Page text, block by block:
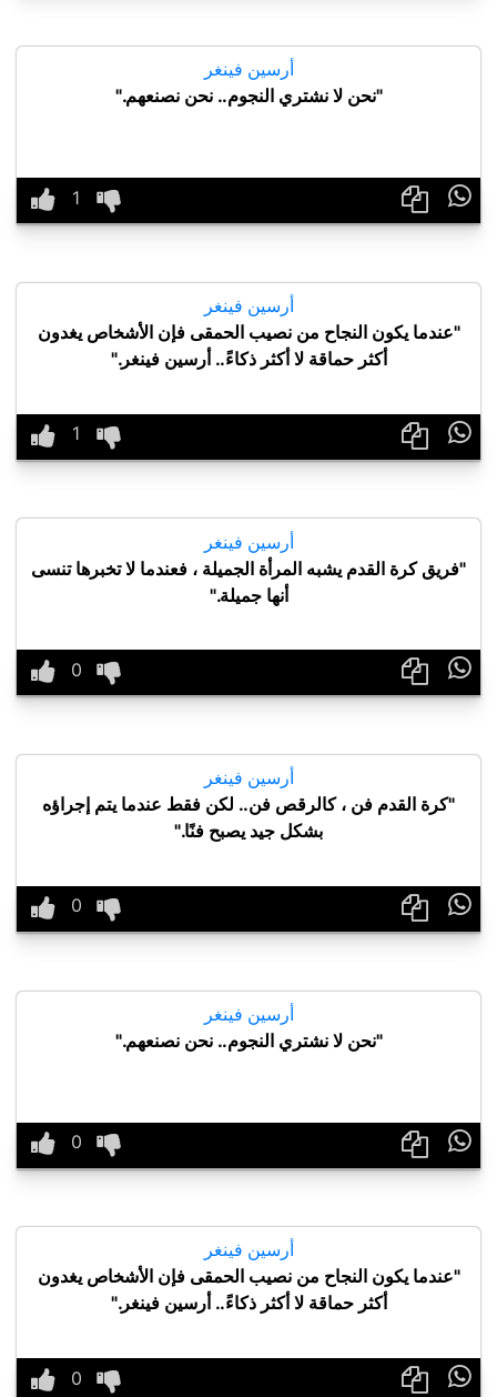
أرسين فينغر
"نحن لا نشتري النجوم.. نحن نصنعهم."

أرسين فينغر
"عندما يكون النجاح من نصيب الحمقى فإن الأشخاص يغدون
أكثر حماقة لا أكثر ذكاءً.. أرسين فينغر."

أرسين فينغر
"فريق كرة القدم يشبه المرأة الجميلة ، فعندما لا تخبرها تنسى
أنها جميلة."

أرسين فينغر
"كرة القدم فن ، كالرقص فن.. لكن فقط عندما يتم إجراؤه
بشكل جيد يصبح فنًا."

أرسين فينغر
"نحن لا نشتري النجوم.. نحن نصنعهم."

أرسين فينغر
"عندما يكون النجاح من نصيب الحمقى فإن الأشخاص يغدون
أكثر حماقة لا أكثر ذكاءً.. أرسين فينغر."
